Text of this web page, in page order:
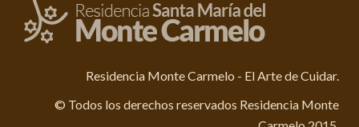
Residencia Monte Carmelo - El Arte de Cuidar.
© Todos los derechos reservados Residencia Monte